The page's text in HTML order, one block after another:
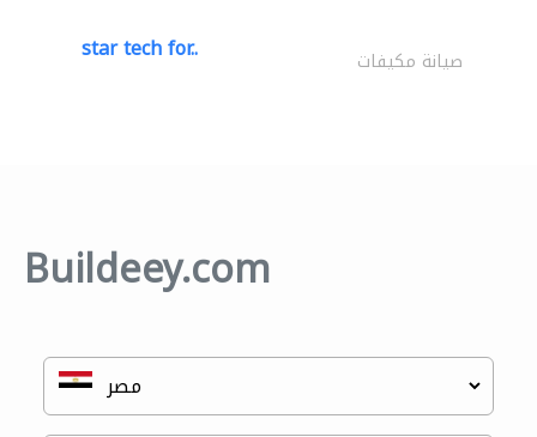
star tech for.. صيانة مكيفات
Buildeey.com